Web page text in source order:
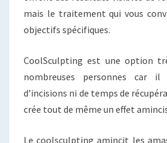
mais le traitement qui vous
objectifs spécifiques.
CoolSculpting est une option
nombreuses personnes car il
d’incisions ni de temps de
crée tout de même un effet
Le coolsculpting amincit les